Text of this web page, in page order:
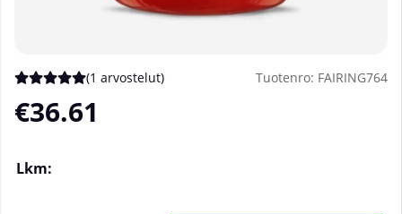
Keskiarvoluokitus 5 / 5 Arvioiden määrä 1
(1 arvostelut) Tuotenro: FAIRING764
€36.61
Lkm: